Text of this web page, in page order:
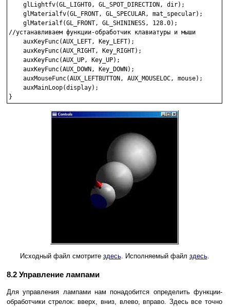
    glLightfv(GL_LIGHT0, GL_SPOT_DIRECTION, dir);
    glMaterialfv(GL_FRONT, GL_SPECULAR, mat_specular);
    glMaterialf(GL_FRONT, GL_SHININESS, 128.0);
//устанавливаем функции-обработчик клавиатуры и мыши
    auxKeyFunc(AUX_LEFT, Key_LEFT);
    auxKeyFunc(AUX_RIGHT, Key_RIGHT);
    auxKeyFunc(AUX_UP, Key_UP);
    auxKeyFunc(AUX_DOWN, Key_DOWN);
    auxMouseFunc(AUX_LEFTBUTTON, AUX_MOUSELOC, mouse);
    auxMainLoop(display);
Исходный файл смотрите здесь. Исполняемый файл здесь.
8.2 Управление лампами
Для управления лампами нам понадобится определить функции-
обработчики стрелок: вверх, вниз, влево, вправо. Здесь все точно